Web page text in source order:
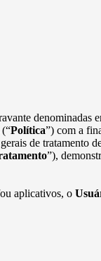
denominadas
Política”) com a
de tratamento
”),
aplicativos, o